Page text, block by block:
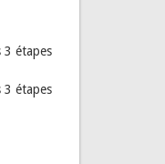
3 étapes
3 étapes